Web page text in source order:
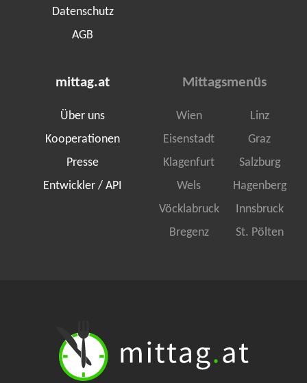
Datenschutz
AGB
mittag.at
Über uns
Kooperationen
Presse
Entwickler / API
Mittagsmenüs
Wien
Linz
Eisenstadt
Graz
Klagenfurt
Salzburg
Wels
Hagenberg
Vöcklabruck
Innsbruck
Bregenz
St. Pölten